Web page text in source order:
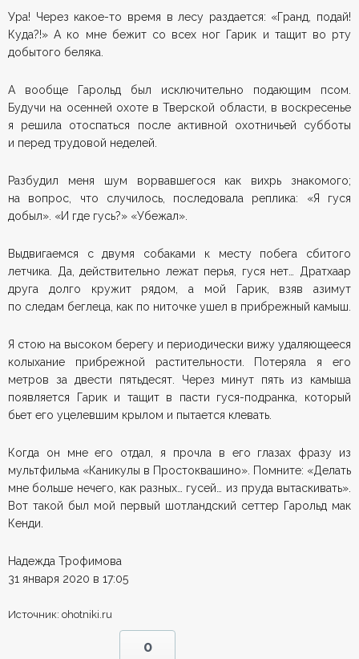
Ура! Через какое-то время в лесу раздается: «Гранд, подай!
Куда?!» А ко мне бежит со всех ног Гарик и тащит во рту
добытого беляка.
А вообще Гарольд был исключительно подающим псом.
Будучи на осенней охоте в Тверской области, в воскресенье
я решила отоспаться после активной охотничьей субботы
и перед трудовой неделей.
Разбудил меня шум ворвавшегося как вихрь знакомого;
на вопрос, что случилось, последовала реплика: «Я гуся
добыл». «И где гусь?» «Убежал».
Выдвигаемся с двумя собаками к месту побега сбитого
летчика. Да, действительно лежат перья, гуся нет… Дратхаар
друга долго кружит рядом, а мой Гарик, взяв азимут
по следам беглеца, как по ниточке ушел в прибрежный камыш.
Я стою на высоком берегу и периодически вижу удаляющееся
колыхание прибрежной растительности. Потеряла я его
метров за двести пятьдесят. Через минут пять из камыша
появляется Гарик и тащит в пасти гуся-подранка, который
бьет его уцелевшим крылом и пытается клевать.
Когда он мне его отдал, я прочла в его глазах фразу из
мультфильма «Каникулы в Простоквашино». Помните: «Делать
мне больше нечего, как разных… гусей… из пруда вытаскивать».
Вот такой был мой первый шотландский сеттер Гарольд мак
Кенди.
Надежда Трофимова
31 января 2020 в 17:05
Источник: ohotniki.ru
0